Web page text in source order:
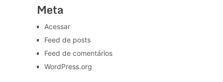
Meta
Acessar
Feed de posts
Feed de comentários
WordPress.org